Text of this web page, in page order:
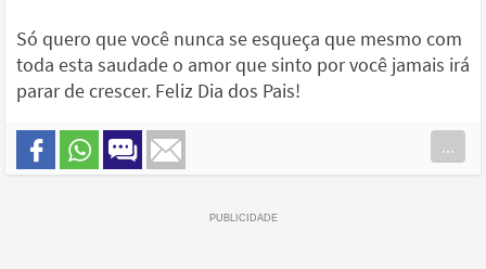
Só quero que você nunca se esqueça que mesmo com
toda esta saudade o amor que sinto por você jamais irá
parar de crescer. Feliz Dia dos Pais!
...